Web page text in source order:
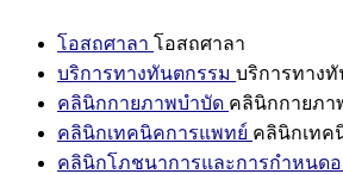
โอสถศาลา โอสถศาลา
บริการทางทันตกรรม บริการทาง
คลินิกกายภาพบำบัด คลินิกกายภา
คลินิกเทคนิคการแพทย์ คลินิกเทค
คลินิกโภชนาการและการกำหนด